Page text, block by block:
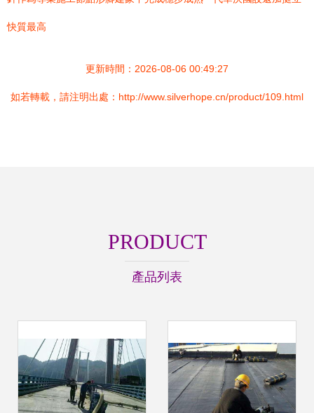
快質最高
更新時間：2026-08-06 00:49:27
如若轉載，請注明出處：http://www.silverhope.cn/product/109.html
PRODUCT
產品列表